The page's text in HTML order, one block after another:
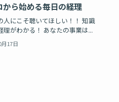
から始める毎日の経理
人にこそ聴いてほしい！！ 知識
理がわかる！ あなたの事業は...
17日